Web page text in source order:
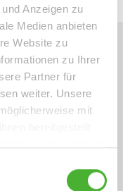
Anzeigen zu
Medien anbieten
Website zu
zu Ihrer
Partner für
weiter. Unsere
mit
- steigende
Bestlagen
sind die